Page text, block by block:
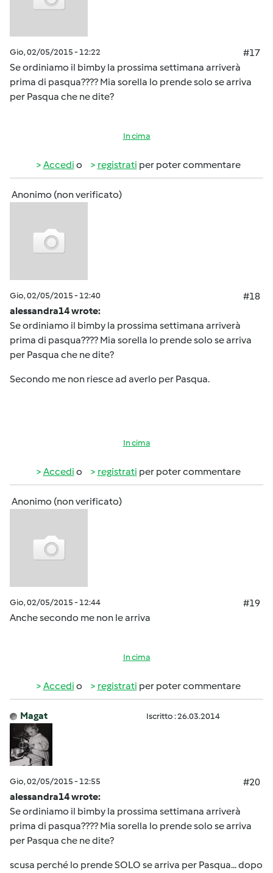
Gio, 02/05/2015 - 12:22
#17
Se ordiniamo il bimby la prossima settimana arriverà
prima di pasqua???? Mia sorella lo prende solo se arriva
per Pasqua che ne dite?
In cima
Accedi o registrati per poter commentare
Anonimo (non verificato)
Gio, 02/05/2015 - 12:40
#18
alessandra14 wrote:
Se ordiniamo il bimby la prossima settimana arriverà
prima di pasqua???? Mia sorella lo prende solo se arriva
per Pasqua che ne dite?
Secondo me non riesce ad averlo per Pasqua.
In cima
Accedi o registrati per poter commentare
Anonimo (non verificato)
Gio, 02/05/2015 - 12:44
#19
Anche secondo me non le arriva
In cima
Accedi o registrati per poter commentare
Magat Iscritto : 26.03.2014
Gio, 02/05/2015 - 12:55
#20
alessandra14 wrote:
Se ordiniamo il bimby la prossima settimana arriverà
prima di pasqua???? Mia sorella lo prende solo se arriva
per Pasqua che ne dite?
scusa perché lo prende SOLO se arriva per Pasqua... dopo